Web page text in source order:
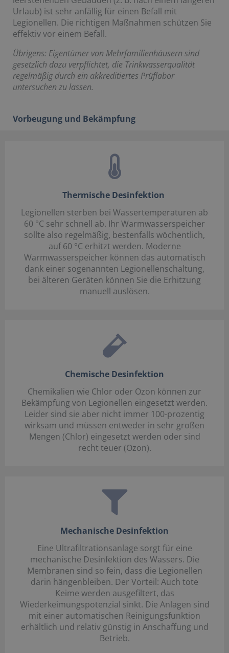
Urlaub) ist sehr anfällig für einen Befall mit
Legionellen. Die richtigen Maßnahmen schützen Sie
effektiv vor einem Befall.
Übrigens: Eigentümer von Mehrfamilienhäusern sind
gesetzlich dazu verpflichtet, die Trinkwasserqualität
regelmäßig durch ein akkreditiertes Prüflabor
untersuchen zu lassen.
Vorbeugung und Bekämpfung
Thermische Desinfektion
Legionellen sterben bei Wassertemperaturen ab
60 °C sehr schnell ab. Ihr Warmwasserspeicher
sollte also regelmäßig, bestenfalls wöchentlich,
auf 60 °C erhitzt werden. Moderne
Warmwasserspeicher können das automatisch
dank einer sogenannten Legionellenschaltung,
bei älteren Geräten können Sie die Erhitzung
manuell auslösen.
Chemische Desinfektion
Chemikalien wie Chlor oder Ozon können zur
Bekämpfung von Legionellen eingesetzt werden.
Leider sind sie aber nicht immer 100-prozentig
wirksam und müssen entweder in sehr großen
Mengen (Chlor) eingesetzt werden oder sind
recht teuer (Ozon).
Mechanische Desinfektion
Eine Ultrafiltrationsanlage sorgt für eine
mechanische Desinfektion des Wassers. Die
Membranen sind so fein, dass die Legionellen
darin hängenbleiben. Der Vorteil: Auch tote
Keime werden ausgefiltert, das
Wiederkeimungspotenzial sinkt. Die Anlagen sind
mit einer automatischen Reinigungsfunktion
erhältlich und relativ günstig in Anschaffung und
Betrieb.